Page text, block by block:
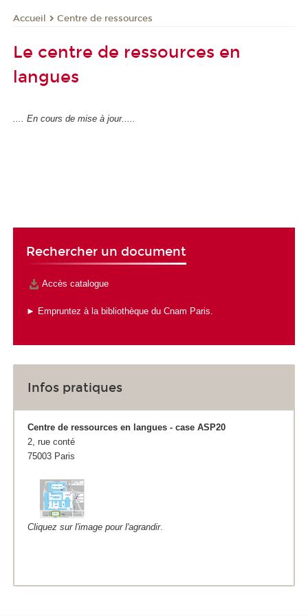
Accueil Centre de ressources
Le centre de ressources en
langues
.... En cours de mise à jour.....
Rechercher un document
Accès catalogue
► Empruntez à la bibliothèque du Cnam Paris.
Infos pratiques
Centre de ressources en langues - case ASP20
2, rue conté
75003 Paris
Cliquez sur l'image pour l'agrandir.